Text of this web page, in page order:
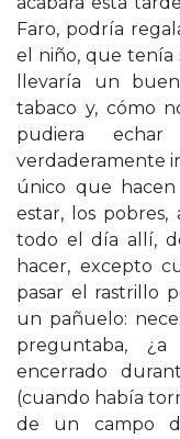
Faro, podría
el niño, que tenía
llevaría un
tabaco y, cómo
pudiera
verdaderamente
único que
estar, los pobres,
todo el día allí,
hacer, excepto
pasar el rastrillo
un pañuelo:
preguntaba,
encerrado
(cuando había
de un campo